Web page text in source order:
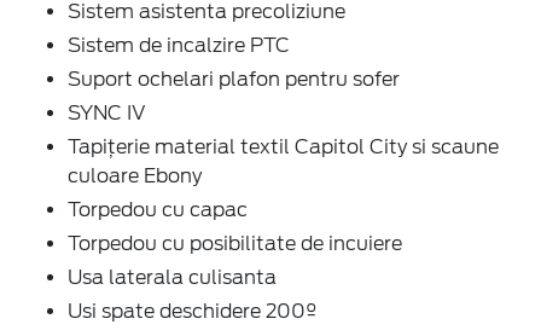
Sistem asistenta precoliziune
Sistem de incalzire PTC
Suport ochelari plafon pentru sofer
SYNC IV
Tapițerie material textil Capitol City si scaune
culoare Ebony
Torpedou cu capac
Torpedou cu posibilitate de incuiere
Usa laterala culisanta
Usi spate deschidere 200º